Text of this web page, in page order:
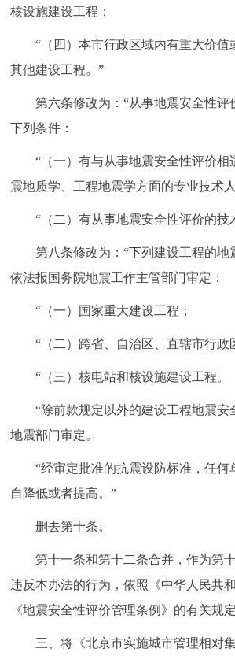
核设施建设工程；
“（四）本市行政区域内有重大价值
其他建设工程。”
第六条修改为：“从事地震安全性评
下列条件：
“（一）有与从事地震安全性评价相
震地质学、工程地震学方面的专业技术人
“（二）有从事地震安全性评价的技
第八条修改为：“下列建设工程的地
依法报国务院地震工作主管部门审定：
“（一）国家重大建设工程；
“（二）跨省、自治区、直辖市行政
“（三）核电站和核设施建设工程。
“除前款规定以外的建设工程地震安
地震部门审定。
“经审定批准的抗震设防标准，任何
自降低或者提高。”
删去第十条。
第十一条和第十二条合并，作为第十
违反本办法的行为，依照《中华人民共
《地震安全性评价管理条例》的有关规
三、将《北京市实施城市管理相对